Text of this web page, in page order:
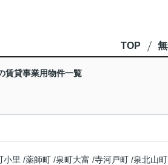
TOP
賃貸事業用物件一覧
小里 /薬師町 /泉町大富 /寺河戸町 /泉北山町